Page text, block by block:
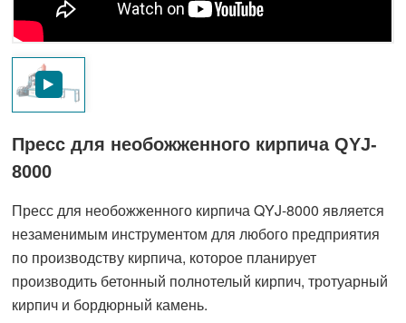
Пресс для необожженного кирпича QYJ-
8000
Пресс для необожженного кирпича QYJ-8000 является
незаменимым инструментом для любого предприятия
по производству кирпича, которое планирует
производить бетонный полнотелый кирпич, тротуарный
кирпич и бордюрный камень.